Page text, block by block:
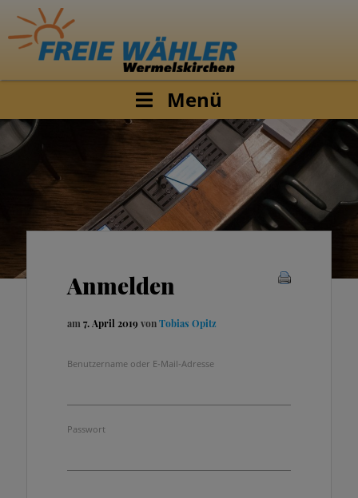
Menü
Anmelden
am 7. April 2019 vonTobias Opitz
Benutzername oder E-Mail-Adresse
Passwort